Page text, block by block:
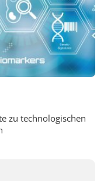
zu technologischen